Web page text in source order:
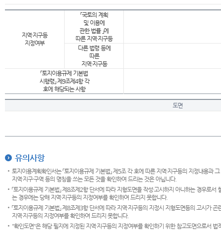
지역·지구등
지정여부
「국토의 계획
및 이용에
관한 법률 」에
따른 지역·지구등
다른 법령 등에
따른
지역·지구등
「토지이용규제 기본법
시행령」 제9조제4항 각
호에 해당되는 사항
도면
유의사항
토지이용계획확인서는 「토지이용규제 기본법」 제5조 각 호에 따른 지역·지구등의 지정내용
지역·지구·구역 등의 명칭을 쓰는 모든 것을 확인하여 드리는 것은 아닙니다.
「토지이용규제 기본법」 제8조제2항 단서에 따라 지형도면을 작성·고시하지 아니하는 경우로
는 경우에는 당해 지역·지구등의 지정여부를 확인하여 드리지 못합니다.
「토지이용규제 기본법」 제8조제3항 단서에 따라 지역·지구등의 지정시 지형도면등의 고시가
지역·지구등의 지정여부를 확인하여 드리지 못합니다.
"확인도면"은 해당 필지에 지정된 지역·지구등의 지정여부를 확인하기 위한 참고도면으로서